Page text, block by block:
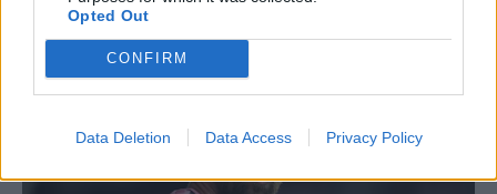
Opted Out
CONFIRM
Data Deletion Data Access Privacy Policy